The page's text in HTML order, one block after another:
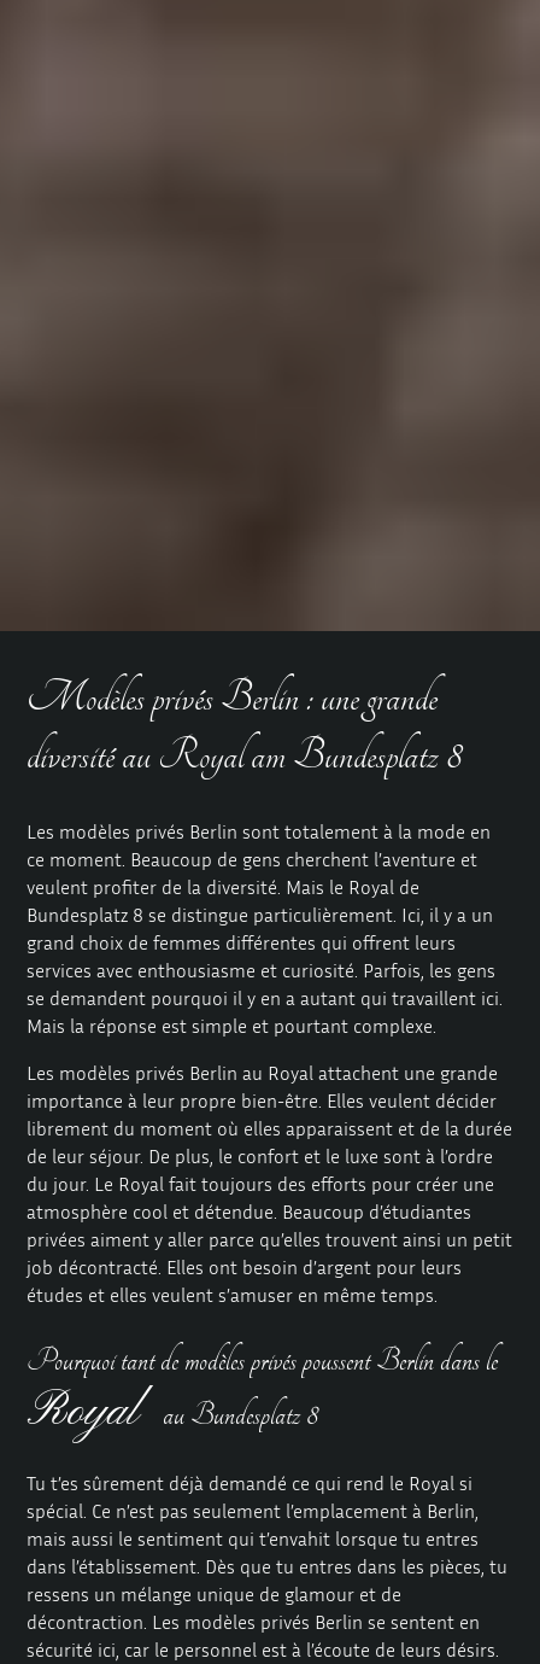
Modèles privés Berlin : une grande
diversité au Royal am Bundesplatz 8
Les modèles privés Berlin sont totalement à la mode en
ce moment. Beaucoup de gens cherchent l’aventure et
veulent profiter de la diversité. Mais le Royal de
Bundesplatz 8 se distingue particulièrement. Ici, il y a un
grand choix de femmes différentes qui offrent leurs
services avec enthousiasme et curiosité. Parfois, les gens
se demandent pourquoi il y en a autant qui travaillent ici.
Mais la réponse est simple et pourtant complexe.
Les modèles privés Berlin au Royal attachent une grande
importance à leur propre bien-être. Elles veulent décider
librement du moment où elles apparaissent et de la durée
de leur séjour. De plus, le confort et le luxe sont à l’ordre
du jour. Le Royal fait toujours des efforts pour créer une
atmosphère cool et détendue. Beaucoup d’étudiantes
privées aiment y aller parce qu’elles trouvent ainsi un petit
job décontracté. Elles ont besoin d’argent pour leurs
études et elles veulent s’amuser en même temps.
Pourquoi tant de modèles privés poussent Berlin dans le
Royal au Bundesplatz 8
Tu t’es sûrement déjà demandé ce qui rend le Royal si
spécial. Ce n’est pas seulement l’emplacement à Berlin,
mais aussi le sentiment qui t’envahit lorsque tu entres
dans l’établissement. Dès que tu entres dans les pièces, tu
ressens un mélange unique de glamour et de
décontraction. Les modèles privés Berlin se sentent en
sécurité ici, car le personnel est à l’écoute de leurs désirs.